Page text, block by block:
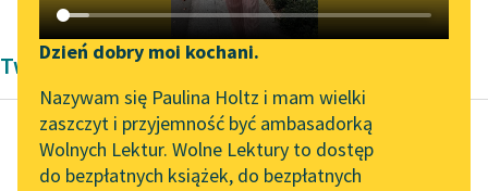
Katalog DAISY
Podkasty o książkach
Zgłoś brak utworu
Aktualności
Zapraszamy na spotkanie
online z tłumaczkami
Narzędzia
Mapa Wolnych Lektur
Leśmianator
Dzień dobry moi kochani.
Nazywam się Paulina Holtz i mam wielki
zaszczyt i przyjemność być ambasadorką
Wolnych Lektur. Wolne Lektury to dostęp
do bezpłatnych książek, do bezpłatnych
Twórczość Adolf Dygasiński
Adolf Dygasiński